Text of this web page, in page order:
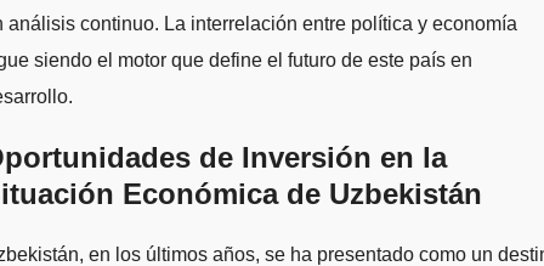
análisis continuo. La interrelación entre política y economía
siendo el motor que define el futuro de este país en
de Inversión en la
Económica de Uzbekistán
en los últimos años, se ha presentado como un